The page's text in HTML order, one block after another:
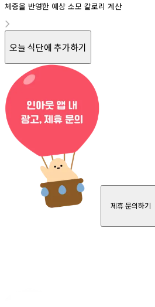
체중을 반영한 예상 소모 칼로리 계산
오늘 식단에 추가하기
제휴 문의하기